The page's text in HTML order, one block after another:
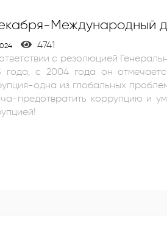
Международный
4741
с резолюцией
года, с 2004 года он
одна из глобальных
предотвратить коррупцию и уменьшить ее